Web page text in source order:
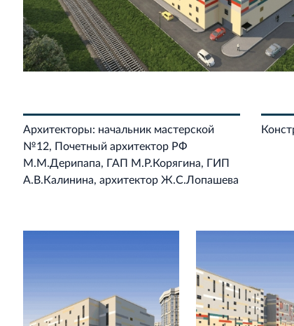
Архитекторы: начальник мастерской
№12, Почетный архитектор РФ
М.М.Дерипапа, ГАП М.Р.Корягина, ГИП
А.В.Калинина, архитектор Ж.С.Лопашева